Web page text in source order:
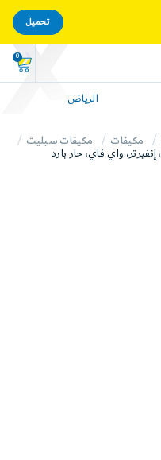
0
الرياض
مكيفات
مكيفات سبليت
تحميل